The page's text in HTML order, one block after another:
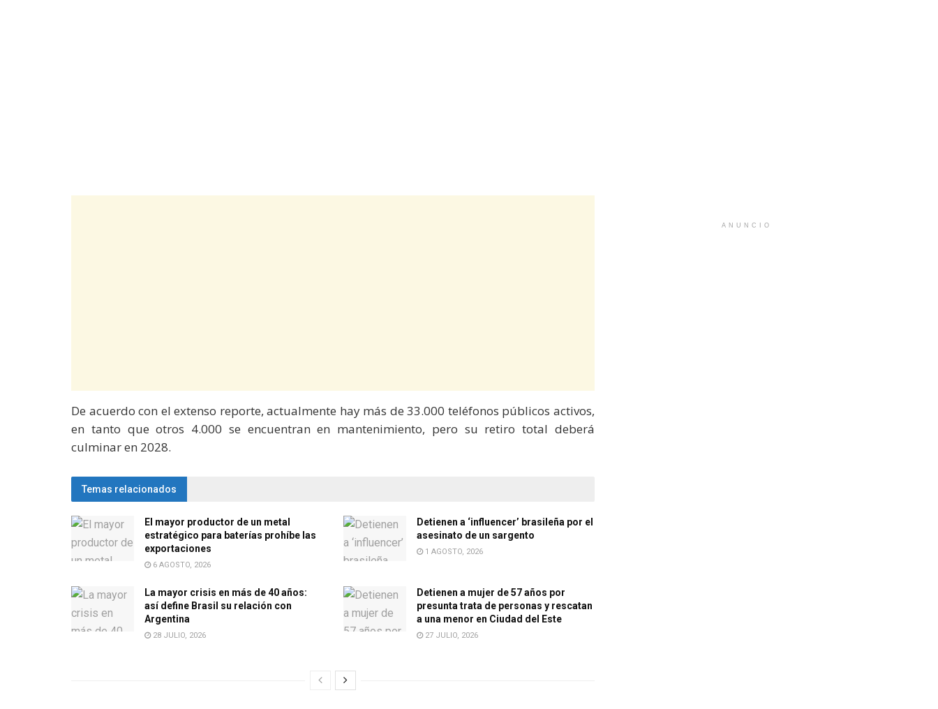
De acuerdo con el extenso reporte, actualmente hay más de 33.000 teléfonos públicos activos,
en tanto que otros 4.000 se encuentran en mantenimiento, pero su retiro total deberá
culminar en 2028.
Temas relacionados
El mayor productor de un metal
estratégico para baterías prohíbe las
exportaciones
6 AGOSTO, 2026
Detienen a ‘influencer’ brasileña por el
asesinato de un sargento
1 AGOSTO, 2026
La mayor crisis en más de 40 años:
así define Brasil su relación con
Argentina
28 JULIO, 2026
Detienen a mujer de 57 años por
presunta trata de personas y rescatan
a una menor en Ciudad del Este
27 JULIO, 2026
ANUNCIO